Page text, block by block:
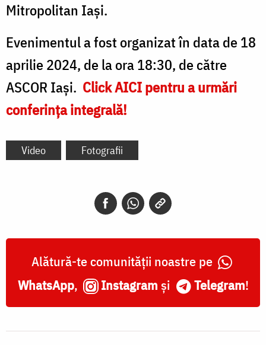
Mitropolitan Iași.
Evenimentul a fost organizat în data de 18
aprilie 2024, de la ora 18:30, de către
ASCOR Iași. Click AICI pentru a urmări
conferința integrală!
Video Fotografii
Alătură-te comunității noastre pe
WhatsApp, Instagram și Telegram!